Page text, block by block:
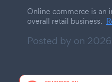
Online commerce is an
overall retail business.
Posted by on